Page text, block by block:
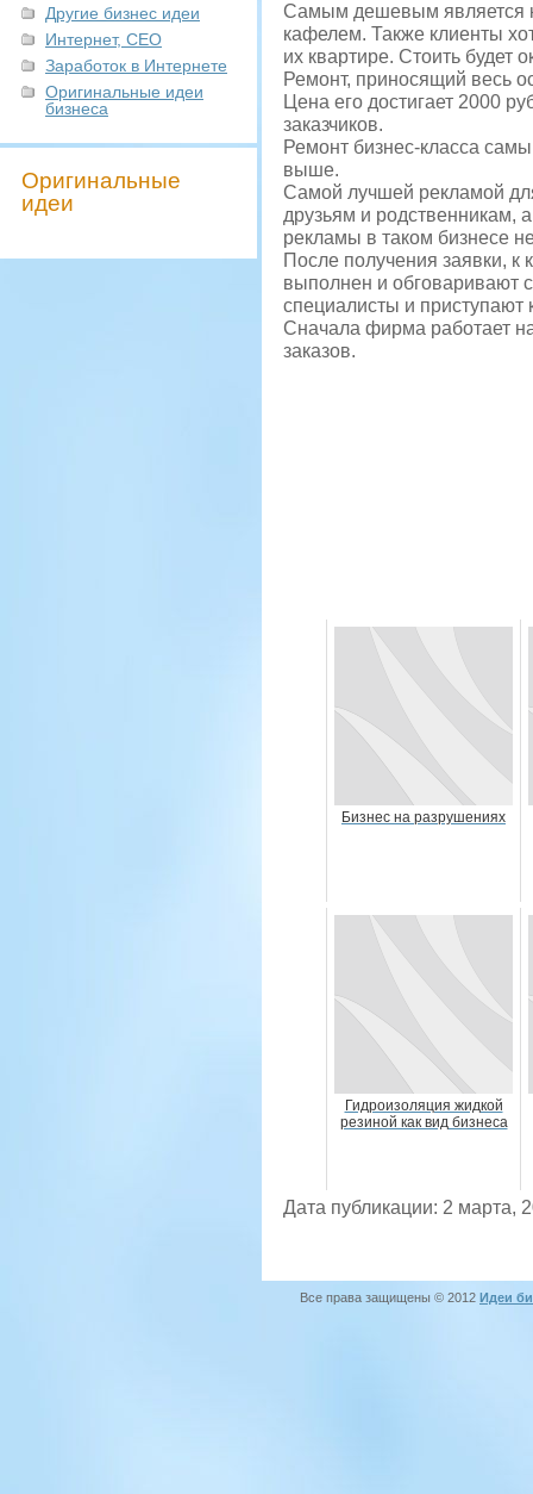
Другие бизнес идеи
Интернет, СЕО
Заработок в Интернете
Оригинальные идеи
бизнеса
Оригинальные
идеи
Самым дешевым является
кафелем. Также клиенты
их квартире. Стоить будет
Ремонт, приносящий весь
Цена его достигает 2000
заказчиков.
Ремонт бизнес-класса
выше.
Самой лучшей рекламой
друзьям и родственникам,
рекламы в таком бизнесе
После получения заявки, к
выполнен и обговаривают
специалисты и приступают
Сначала фирма работает
заказов.
Бизнес на разрушениях
Гидроизоляция жидкой
резиной как вид бизнеса
Дата публикации: 2 марта,
Все права защищены © 2012 Идеи